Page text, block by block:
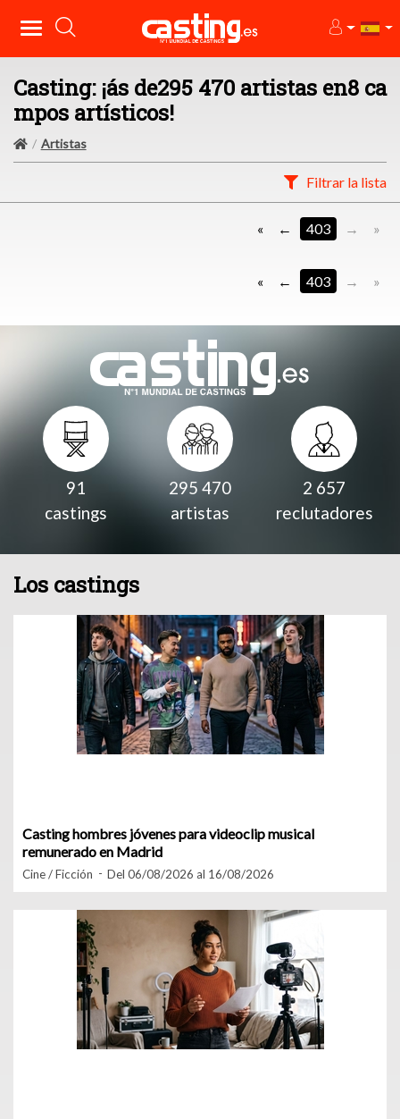
Casting: ¡ás de295 470 artistas en8 ca
mpos artísticos!
Artistas
Filtrar la lista
« 403 »
« 403 »
91
castings
295 470
artistas
2 657
reclutadores
Los castings
Casting hombres jóvenes para videoclip musical
remunerado en Madrid
Cine / Ficción Del 06/08/2026 al 16/08/2026